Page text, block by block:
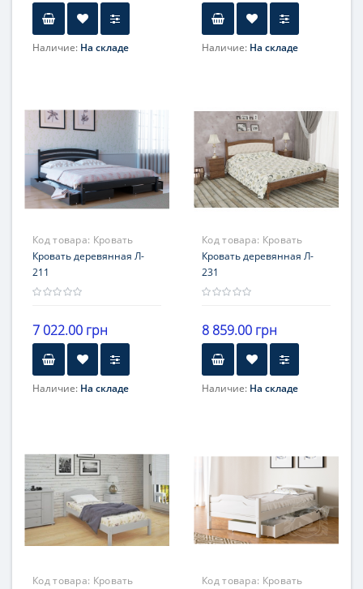
Наличие: На складе Наличие: На складе
Код товара: Кровать
деревянная Л- 211
Кровать деревянная Л-
211
7 022.00 грн
Наличие: На складе
Код товара: Кровать
деревянная Л- 231
Кровать деревянная Л-
231
8 859.00 грн
Наличие: На складе
Код товара: Кровать
Код товара: Кровать